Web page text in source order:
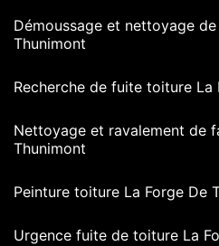
Démoussage et nettoyage
Thunimont
Recherche de fuite toiture La
Nettoyage et ravalement de
Thunimont
Peinture toiture La Forge De
Urgence fuite de toiture La